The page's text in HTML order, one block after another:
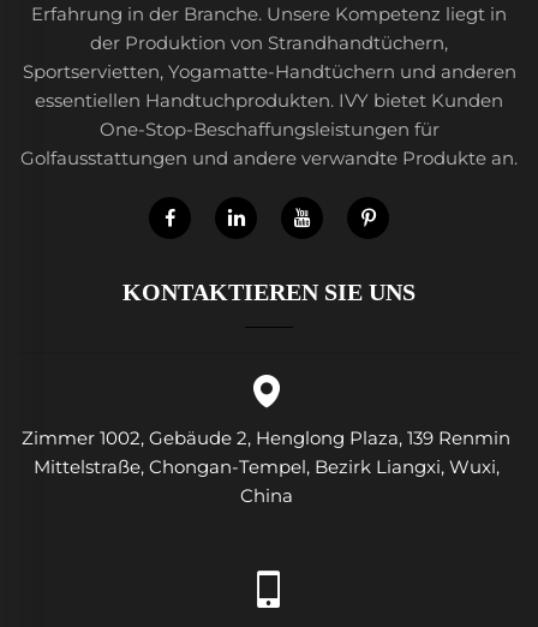
Erfahrung in der Branche. Unsere Kompetenz liegt in
der Produktion von Strandhandtüchern,
Sportservietten, Yogamatte-Handtüchern und anderen
essentiellen Handtuchprodukten. IVY bietet Kunden
One-Stop-Beschaffungsleistungen für
Golfausstattungen und andere verwandte Produkte an.
KONTAKTIEREN SIE UNS
Zimmer 1002, Gebäude 2, Henglong Plaza, 139 Renmin
Mittelstraße, Chongan-Tempel, Bezirk Liangxi, Wuxi,
China